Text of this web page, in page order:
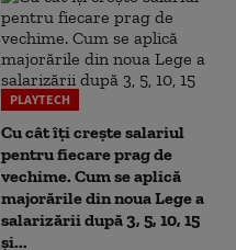
PLAYTECH
Cu cât îți crește salariul
pentru fiecare prag de
vechime. Cum se aplică
majorările din noua Lege a
salarizării după 3, 5, 10, 15
și...